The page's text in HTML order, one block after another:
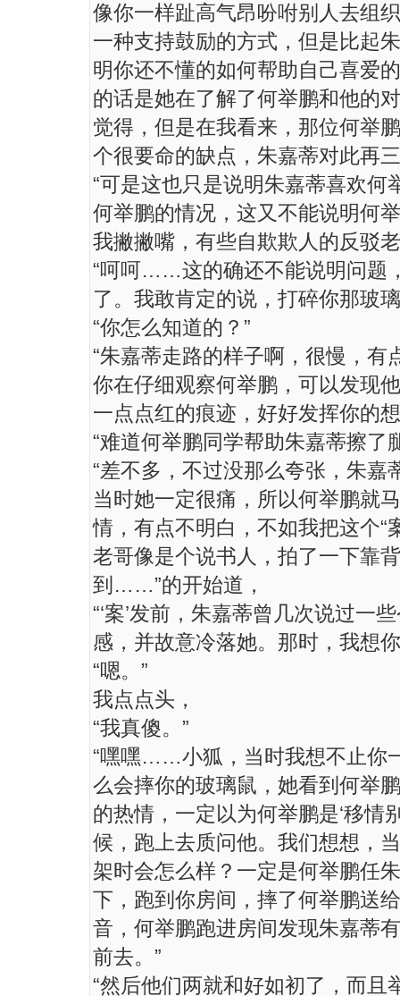
像你一样趾高气昂吩咐别人去组
一种支持鼓励的方式，但是比起
明你还不懂的如何帮助自己喜爱
的话是她在了解了何举鹏和他的
觉得，但是在我看来，那位何举
个很要命的缺点，朱嘉蒂对此再
“可是这也只是说明朱嘉蒂喜欢
何举鹏的情况，这又不能说明何
我撇撇嘴，有些自欺欺人的反驳
“呵呵……这的确还不能说明问题
了。我敢肯定的说，打碎你那玻
“你怎么知道的？”
“朱嘉蒂走路的样子啊，很慢，
你在仔细观察何举鹏，可以发现
一点点红的痕迹，好好发挥你的
“难道何举鹏同学帮助朱嘉蒂擦了
“差不多，不过没那么夸张，朱
当时她一定很痛，所以何举鹏就
情，有点不明白，不如我把这个“
老哥像是个说书人，拍了一下靠
到……”的开始道，
“‘案’发前，朱嘉蒂曾几次说过一
感，并故意冷落她。那时，我想
“嗯。”
我点点头，
“我真傻。”
“嘿嘿……小狐，当时我想不止你
么会摔你的玻璃鼠，她看到何举
的热情，一定以为何举鹏是‘移情
候，跑上去质问他。我们想想，
架时会怎么样？一定是何举鹏任
下，跑到你房间，摔了何举鹏送
音，何举鹏跑进房间发现朱嘉蒂
前去。”
“然后他们两就和好如初了，而